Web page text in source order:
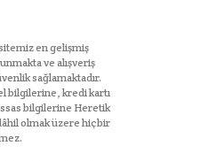
en gelişmiş
ve alışveriş
sağlamaktadır.
bilgilerine, kredi kartı
bilgilerine Heretik
olmak üzere hiçbir